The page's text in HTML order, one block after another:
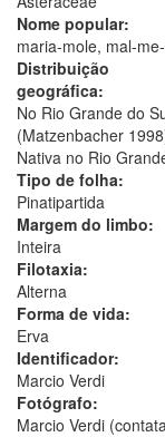
Nome popular:
maria-mole, mal-
Distribuição
geográfica:
No Rio Grande do
(Matzenbacher
Nativa no Rio
Tipo de folha:
Pinatipartida
Margem do limbo:
Inteira
Filotaxia:
Alterna
Forma de vida:
Erva
Identificador:
Marcio Verdi
Fotógrafo:
Marcio Verdi